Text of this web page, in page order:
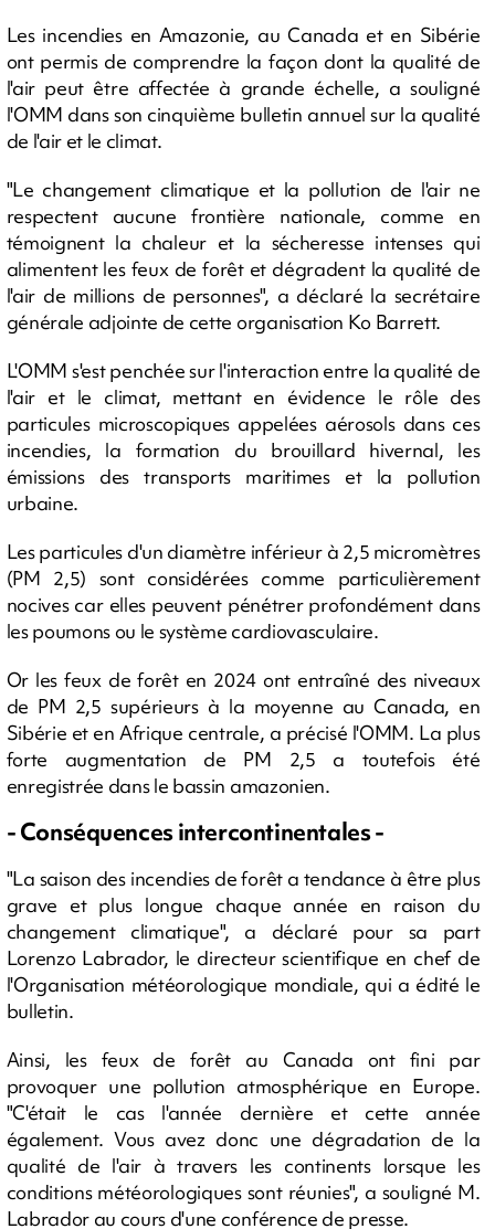
Les incendies en Amazonie, au Canada et en Sibérie
ont permis de comprendre la façon dont la qualité de
l'air peut être affectée à grande échelle, a souligné
l'OMM dans son cinquième bulletin annuel sur la qualité
de l'air et le climat.
"Le changement climatique et la pollution de l'air ne
respectent aucune frontière nationale, comme en
témoignent la chaleur et la sécheresse intenses qui
alimentent les feux de forêt et dégradent la qualité de
l'air de millions de personnes", a déclaré la secrétaire
générale adjointe de cette organisation Ko Barrett.
L'OMM s'est penchée sur l'interaction entre la qualité de
l'air et le climat, mettant en évidence le rôle des
particules microscopiques appelées aérosols dans ces
incendies, la formation du brouillard hivernal, les
émissions des transports maritimes et la pollution
urbaine.
Les particules d'un diamètre inférieur à 2,5 micromètres
(PM 2,5) sont considérées comme particulièrement
nocives car elles peuvent pénétrer profondément dans
les poumons ou le système cardiovasculaire.
Or les feux de forêt en 2024 ont entraîné des niveaux
de PM 2,5 supérieurs à la moyenne au Canada, en
Sibérie et en Afrique centrale, a précisé l'OMM. La plus
forte augmentation de PM 2,5 a toutefois été
enregistrée dans le bassin amazonien.
- Conséquences intercontinentales -
"La saison des incendies de forêt a tendance à être plus
grave et plus longue chaque année en raison du
changement climatique", a déclaré pour sa part
Lorenzo Labrador, le directeur scientifique en chef de
l'Organisation météorologique mondiale, qui a édité le
bulletin.
Ainsi, les feux de forêt au Canada ont fini par
provoquer une pollution atmosphérique en Europe.
"C'était le cas l'année dernière et cette année
également. Vous avez donc une dégradation de la
qualité de l'air à travers les continents lorsque les
conditions météorologiques sont réunies", a souligné M.
Labrador au cours d'une conférence de presse.